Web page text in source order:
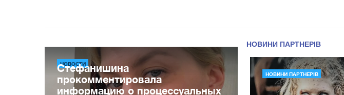
НОВОСТИ
Стефанишина
прокомментировала
информацию о процессуальных